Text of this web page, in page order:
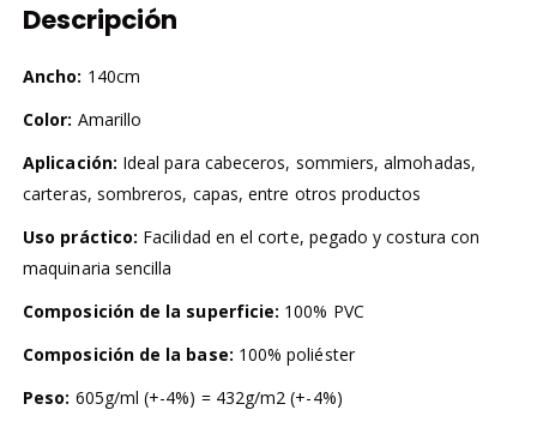
Descripción
Ancho: 140cm
Color: Amarillo
Aplicación: Ideal para cabeceros, sommiers, almohadas,
carteras, sombreros, capas, entre otros productos
Uso práctico: Facilidad en el corte, pegado y costura con
maquinaria sencilla
Composición de la superficie: 100% PVC
Composición de la base: 100% poliéster
Peso: 605g/ml (+-4%) = 432g/m2 (+-4%)